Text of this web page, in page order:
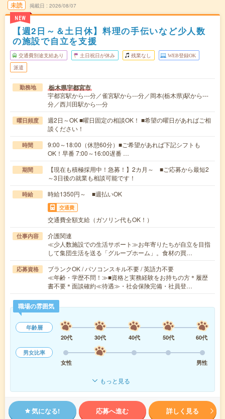
未読
NEW
掲載日 2026/08/07
【週2日～＆土日休】料理の手伝いなど少人数
の施設で自立を支援
交通費別途支給あり 土日祝日が休み 残業なし WEB登録OK
派遣
勤務地 栃木県宇都宮市
宇都宮駅から---分／雀宮駅から---分／岡本(栃木県)駅から---
分／西川田駅から---分
曜日頻度
週2日～OK ■曜日固定の相談OK！ ■希望の曜日があればご相
談ください！
時間
9:00～18:00（休憩60分）■ご希望があれば下記シフトも
OK！早番 7:00～16:00遅番 …
期間
【現在も積極採用中！急募！】2カ月～ ■ご応募から最短2
～3日後の就業も相談可能です！
時給 時給1350円～ ■週払いOK
交通費
交通費全額支給（ガソリン代もOK！）
仕事内容
介護関連
≪少人数施設での生活サポート≫お年寄りたちが自立を目指
して集団生活を送る「グループホーム」。食材の買…
応募資格
ブランクOK / パソコンスキル不要 / 英語力不要
≪年齢・学歴不問！≫■資格と実務経験をお持ちの方＊履歴
書不要＊面談確約≪待遇≫・社会保険完備・社員登…
職場の雰囲気
年齢層
20代
30代 40代 50代
60代
男女比率
女性
男性
もっと見る
気になる! 応募へ進む 詳しく見る